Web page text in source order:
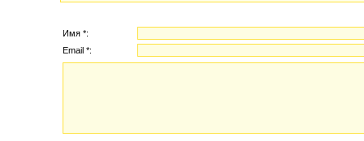
Имя *:
Email *: